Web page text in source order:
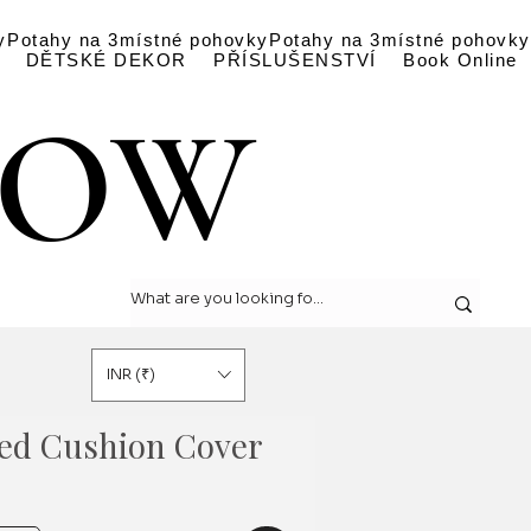
Potahy na 3místné pohovkyPotahy na 3místné pohovky
DĚTSKÉ DEKOR PŘÍSLUŠENSTVÍ Book Online
INR (₹)
Cushion Cover